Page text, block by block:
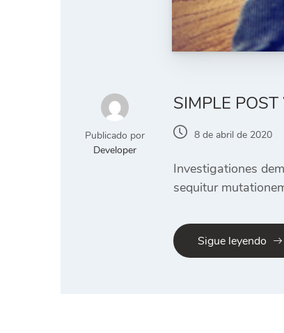
Publicado por
Developer
SIMPLE
8 de abril de 2020
Investigationes
sequitur
Sigue leyendo